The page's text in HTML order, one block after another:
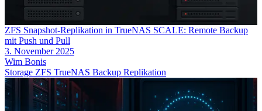
ZFS Snapshot-Replikation in TrueNAS SCALE: Remote Backup
mit Push und Pull
3. November 2025
Wim Bonis
Storage ZFS TrueNAS Backup Replikation